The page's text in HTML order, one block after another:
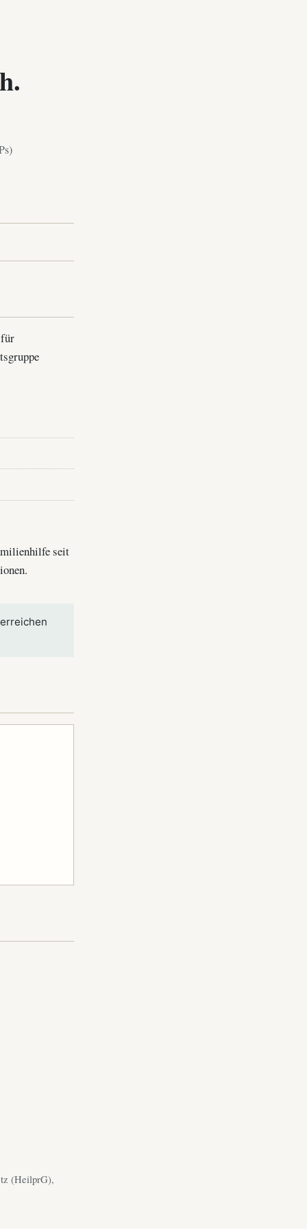
seit
(HeilprG),